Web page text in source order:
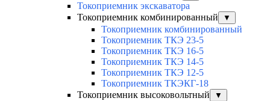
Токоприемник экскаватора
Токоприемник комбинированный
▼
Токоприемник комбинированный
Токоприемник ТКЭ 23-5
Токоприемник ТКЭ 16-5
Токоприемник ТКЭ 14-5
Токоприемник ТКЭ 12-5
Токоприемник ТКЭКГ-18
Токоприемник высоковольтный
▼